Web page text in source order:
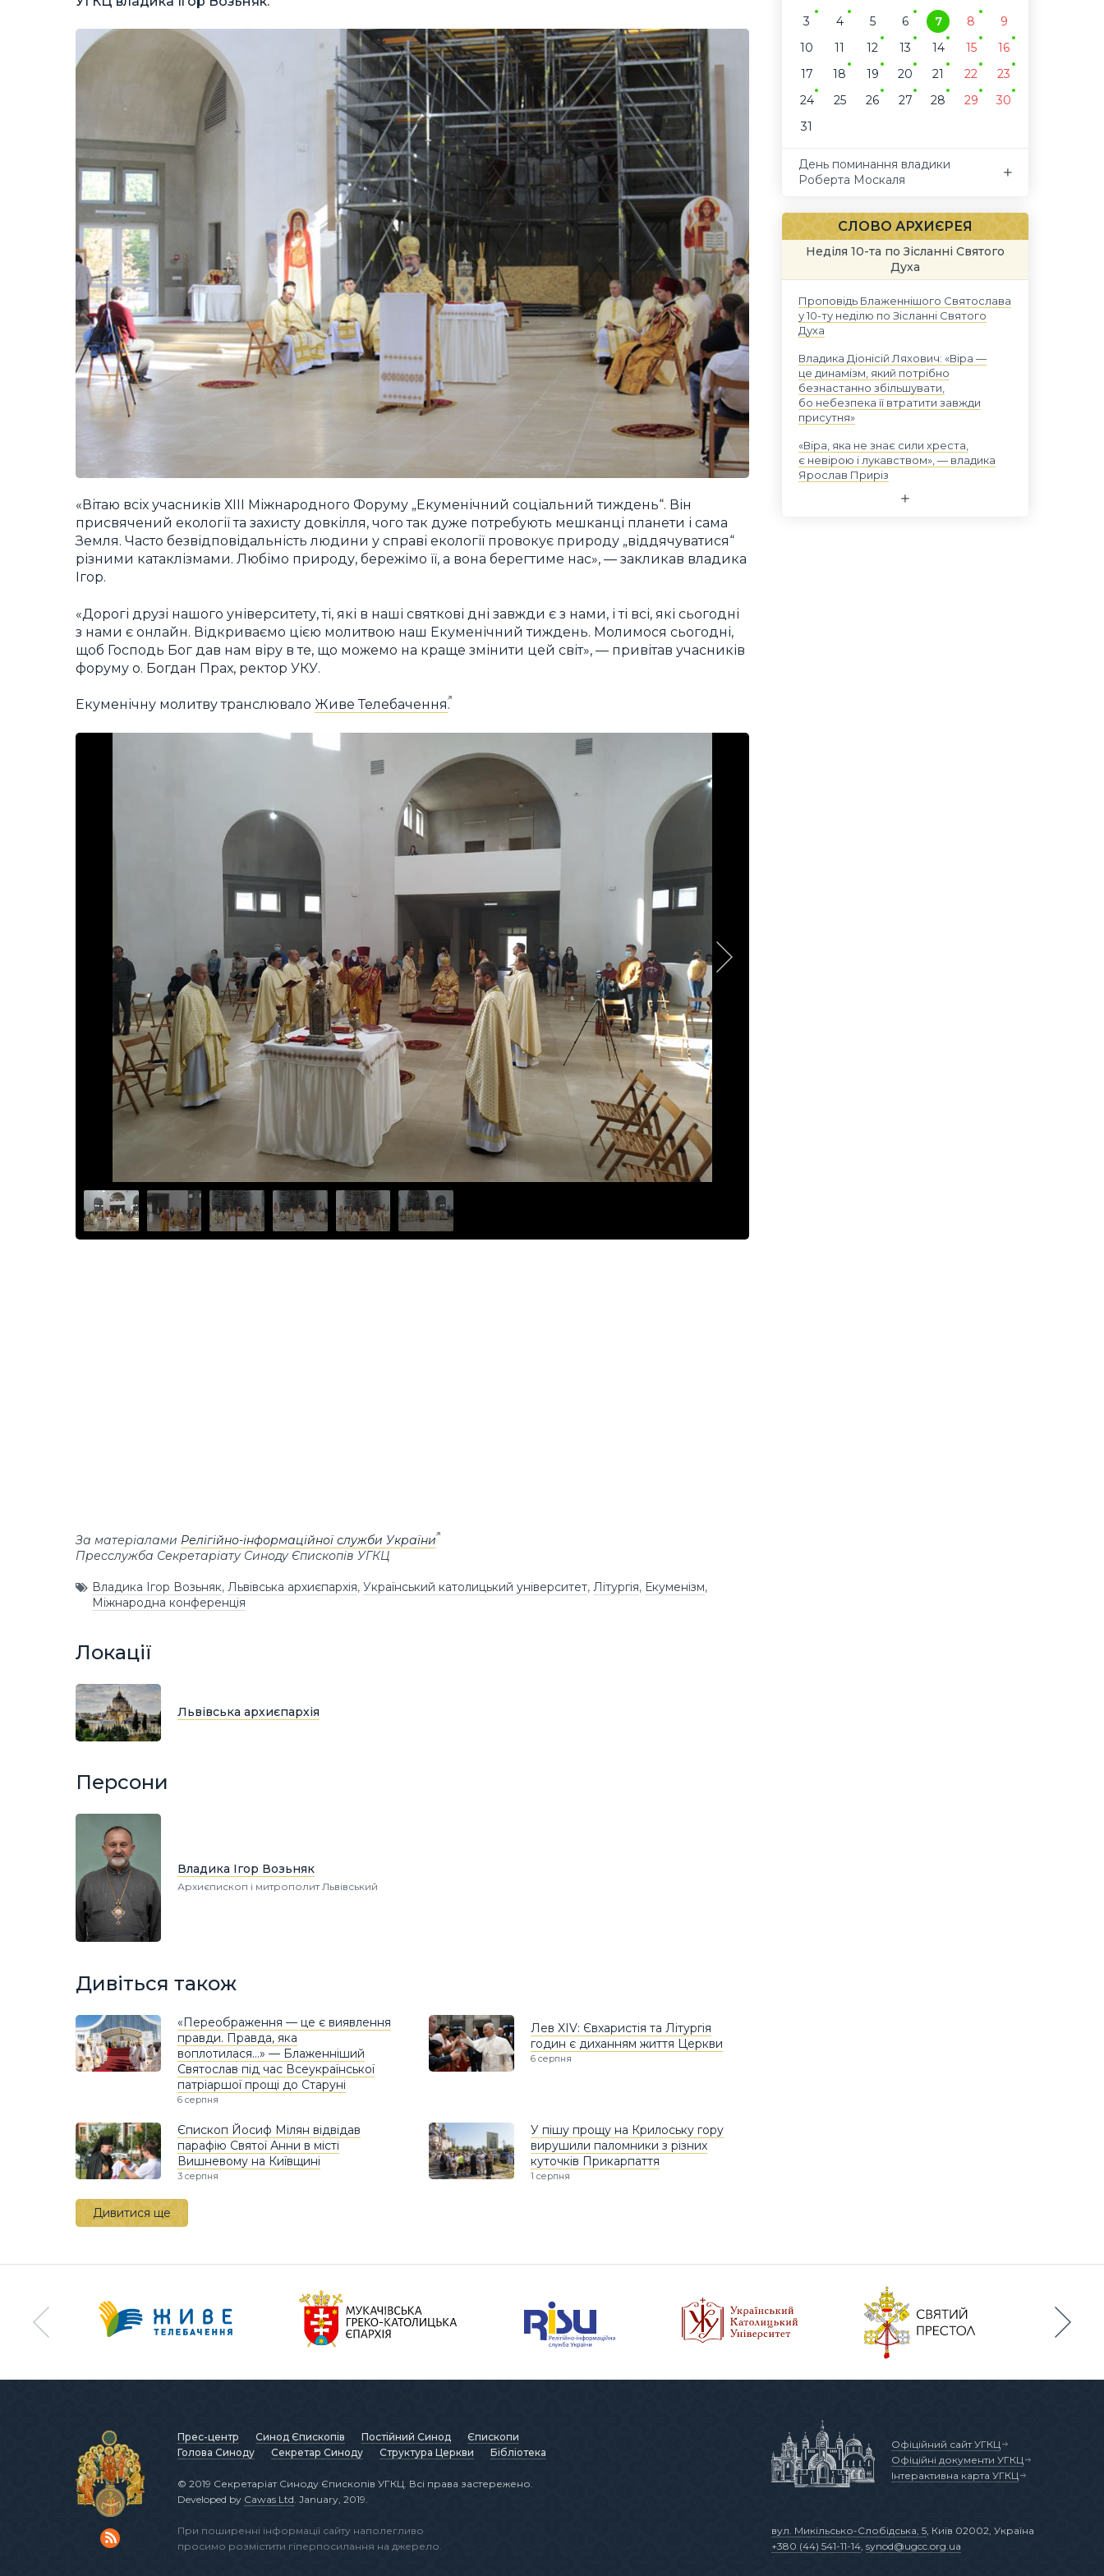
«Вітаю всіх учасників ХІІІ Міжнародного Форуму „Екуменічний соціальний тиждень“. Він
присвячений екології та захисту довкілля, чого так дуже потребують мешканці планети і сама
Земля. Часто безвідповідальність людини у справі екології провокує природу „віддячуватися“
різними катаклізмами. Любімо природу, бережімо її, а вона берегтиме нас», — закликав владика
Ігор.
«Дорогі друзі нашого університету, ті, які в наші святкові дні завжди є з нами, і ті всі, які сьогодні
з нами є онлайн. Відкриваємо цією молитвою наш Екуменічний тиждень. Молимося сьогодні,
щоб Господь Бог дав нам віру в те, що можемо на краще змінити цей світ», — привітав учасників
форуму о. Богдан Прах, ректор УКУ.
Екуменічну молитву транслювало Живе Телебачення.
За матеріалами Релігійно-інформаційної служби України
Пресслужба Секретаріату Синоду Єпископів УГКЦ
Владика Ігор Возьняк, Львівська архиєпархія, Український католицький університет, Літургія, Екуменізм,
Міжнародна конференція
Локації
Львівська архиєпархія
Персони
Владика Ігор Возьняк
Архиєпископ і митрополит Львівський
Дивіться також
«Переображення — це є виявлення
правди. Правда, яка
воплотилася…» — Блаженніший
Святослав під час Всеукраїнської
патріаршої прощі до Старуні
6 серпня
Лев XIV: Євхаристія та Літургія
годин є диханням життя Церкви
6 серпня
Єпископ Йосиф Мілян відвідав
парафію Святої Анни в місті
Вишневому на Київщині
3 серпня
У пішу прощу на Крилоську гору
вирушили паломники з різних
куточків Прикарпаття
1 серпня
Дивитися ще
3
4 5 6 7 8
9
10
11 12 13 14 15
16
17
18 19 20 21 22
23
24
25 26 27 28 29
30
31
День поминання владики
Роберта Москаля
СЛОВО АРХИЄРЕЯ
Неділя 10-та по Зісланні Святого
Духа
Проповідь Блаженнішого Святослава
у 10-ту неділю по Зісланні Святого
Духа
Владика Діонісій Ляхович: «Віра —
це динамізм, який потрібно
безнастанно збільшувати,
бо небезпека її втратити завжди
присутня»
«Віра, яка не знає сили хреста,
є невірою і лукавством», — владика
Ярослав Приріз
Прес-центр Синод Єпископів Постійний Синод
Єпископи
Голова Синоду
Секретар Синоду Структура Церкви Бібліотека
вул. Микільсько-Слобідська, 5, Київ 02002, Україна
+380 (44) 541-11-14, synod@ugcc.org.ua
Офіційний сайт УГКЦ
Офіційні документи УГКЦ
Інтерактивна карта УГКЦ
© 2019 Секретаріат Синоду Єпископів УГКЦ. Всі права застережено.
Developed by Cawas Ltd. January, 2019.
При поширенні інформації сайту наполегливо
просимо розмістити гіперпосилання на джерело.